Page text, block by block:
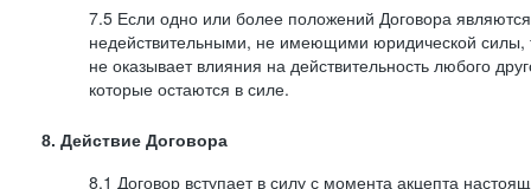
7.5 Если одно или более положений Договора
недействительными, не имеющими юридической силы,
не оказывает влияния на действительность любого
которые остаются в силе.
8. Действие Договора
8.1 Договор вступает в силу с момента акцепта